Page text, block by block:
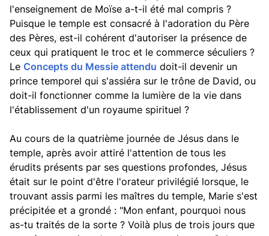
l'enseignement de Moïse a-t-il été mal compris ?
Puisque le temple est consacré à l'adoration du Père
des Pères, est-il cohérent d'autoriser la présence de
ceux qui pratiquent le troc et le commerce séculiers ?
Le Concepts du Messie attendu doit-il devenir un
prince temporel qui s'assiéra sur le trône de David, ou
doit-il fonctionner comme la lumière de la vie dans
l'établissement d'un royaume spirituel ?
Au cours de la quatrième journée de Jésus dans le
temple, après avoir attiré l'attention de tous les
érudits présents par ses questions profondes, Jésus
était sur le point d'être l'orateur privilégié lorsque, le
trouvant assis parmi les maîtres du temple, Marie s'est
précipitée et a grondé : "Mon enfant, pourquoi nous
as-tu traités de la sorte ? Voilà plus de trois jours que